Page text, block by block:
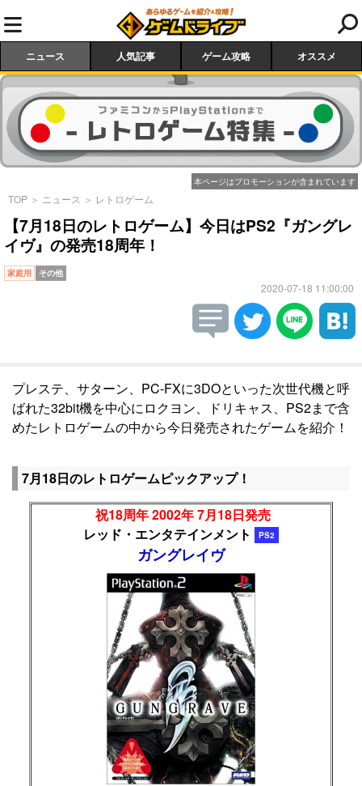
ニュース 人気記事 ゲーム攻略 オススメ
本ページはプロモーションが含まれています
TOP ＞ ニュース ＞ レトロゲーム
【7月18日のレトロゲーム】今日はPS2『ガングレ
イヴ』の発売18周年！
家庭用 その他
2020-07-18 11:00:00
プレステ、サターン、PC-FXに3DOといった次世代機と呼
ばれた32bit機を中心にロクヨン、ドリキャス、PS2まで含
めたレトロゲームの中から今日発売されたゲームを紹介！
7月18日のレトロゲームピックアップ！
祝18周年 2002年 7月18日発売
レッド・エンタテインメント
PS2
ガングレイヴ